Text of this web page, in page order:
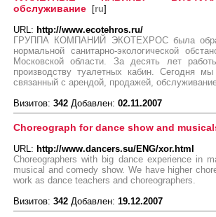
обслуживание [ru]
URL: http://www.ecotehros.ru/
ГРУППА КОМПАНИЙ ЭКОТЕХРОС была
нормальной санитарно-экологической
Московской области. За десять лет
производству туалетных кабин. Сегодня
связанный с арендой, продажей,
Визитов: 342 Добавлен: 02.11.2007
Choreograph for dance show and
URL: http://www.dancers.su/ENG/xor.html
Choreographers with big dance experience in
musical and comedy show. We have higher
work as dance teachers and choreographers.
Визитов: 342 Добавлен: 19.12.2007